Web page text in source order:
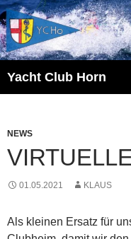
Zum
Inhalt
springen
Yacht Club Horn
NEWS
01.05.2021 KLAUS
Als kleinen Ersatz für